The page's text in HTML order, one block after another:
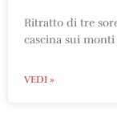
Ritratto di tre
cascina sui monti
VEDI »